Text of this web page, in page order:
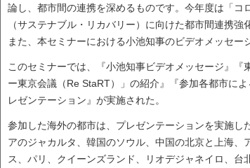
論し、都市間の連携を深めるものです。今年度は「コ
（サステナブル・リカバリー）に向けた都市間連携強
また、本セミナーにおける小池知事のビデオメッセー
このセミナーでは、『小池知事ビデオメッセージ』『
ー東京会議（Re StaRT）」の紹介』『参加各都市に
レゼンテーション』が実施された。
参加した海外の都市は、プレゼンテーションを実施し
アのジャカルタ、韓国のソウル、中国の北京と上海、
ス、パリ、クイーンズランド、リオデジャネイロ、